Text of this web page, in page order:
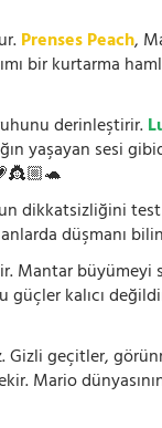
Prenses Peach,
bir kurtarma
derinleştirir.
yaşayan sesi
dikkatsizliğini
düşmanı
büyümeyi
güçler kalıcı
Gizli geçitler,
Mario